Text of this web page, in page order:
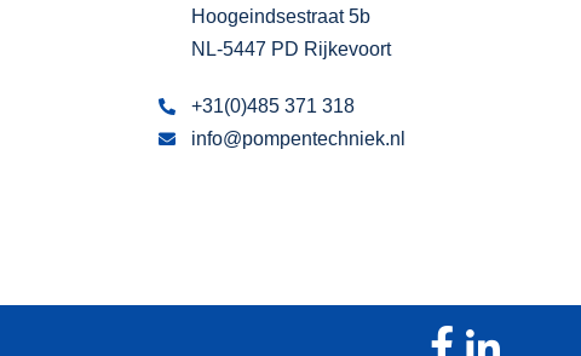
Hoogeindsestraat 5b
NL-5447 PD Rijkevoort
+31(0)485 371 318
info@pompentechniek.nl